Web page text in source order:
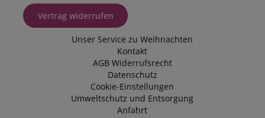
Vertrag widerrufen
Unser Service zu Weihnachten
Kontakt
AGB Widerrufsrecht
Datenschutz
Cookie-Einstellungen
Umweltschutz und Entsorgung
Anfahrt